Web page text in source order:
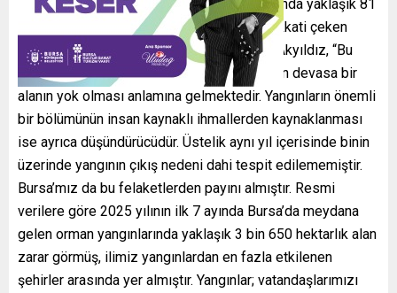
ülkemiz genelinde 3 bin 224 orman yangınında yaklaşık 81
bin 500 hektarlık alanın zarar gördüğüne dikkati çeken
Millet Partisi Bursa İl Başkanı Hüsamettin Akyıldız, “Bu
rakam, birçok ilimizin yüzölçümüne yaklaşan devasa bir
alanın yok olması anlamına gelmektedir. Yangınların önemli
bir bölümünün insan kaynaklı ihmallerden kaynaklanması
ise ayrıca düşündürücüdür. Üstelik aynı yıl içerisinde binin
üzerinde yangının çıkış nedeni dahi tespit edilememiştir.
Bursa’mız da bu felaketlerden payını almıştır. Resmi
verilere göre 2025 yılının ilk 7 ayında Bursa’da meydana
gelen orman yangınlarında yaklaşık 3 bin 650 hektarlık alan
zarar görmüş, ilimiz yangınlardan en fazla etkilenen
şehirler arasında yer almıştır. Yangınlar; vatandaşlarımızı